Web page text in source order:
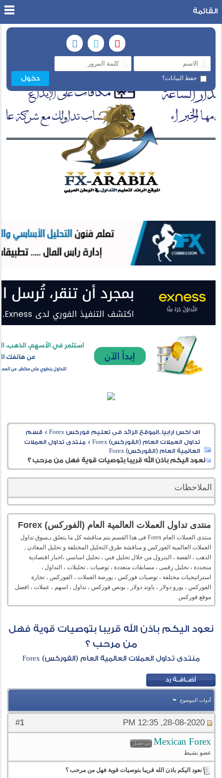
حفظ البيانات؟
القائمة
اف اكس ارابيا..الموقع الرائد فى تعليم فوركس Forex > قسم
تداول العملات العام (الفوركس) Forex
> منتدى تداول العملات
العالمية العام (الفوركس) Forex
نعود اليكم باذن الله قريبا بتوصيات قوية فهل من مرحب ؟
الملاحظات
منتدى تداول العملات العالمية العام (الفوركس) Forex
منتدى العملات العام Forex فى هذا القسم يتم مناقشه كل ما يتعلق بـسوق تداول
العملات العالمية الفوركس و مناقشة طرق التحليل المختلفة و تحليل المعادن ,
الذهب ، الفضة ، البترول من خلال تحليل فني ، تحليل اساسي ،اخبار اقتصادية
متجددة ، تحليل رقمى ، مسابقات متعددة ، توصيات ، تحليلات ، التداول ،
استراتيجيات مختلفة ، توصيات فوركس ، بورصة العملات ، الفوركس ، تجارة
الفوركس ، يورو دولار ، باوند دولار ، بونص فوركس ، تداول ، اسهم ، عملات ، افضل
موقع فوركس
نعود اليكم باذن الله قريبا بتوصيات قوية فهل
من مرحب ؟
منتدى تداول العملات العالمية العام (الفوركس) Forex
أدوات الموضوع
#
1 28-08-2020, 12:35 PM
Mexican Forex
عضو نشيط
نعود اليكم باذن الله قريبا بتوصيات قوية فهل من مرحب ؟